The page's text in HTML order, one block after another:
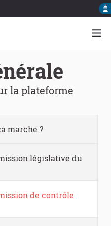
la plateforme
marche ?
législative du
de contrôle